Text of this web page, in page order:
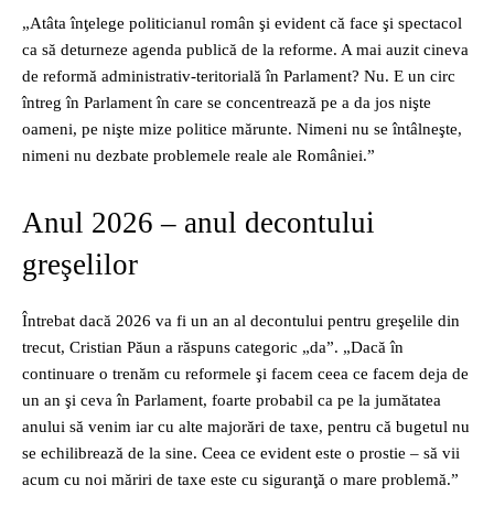
„Atâta înţelege politicianul român şi evident că face şi spectacol
ca să deturneze agenda publică de la reforme. A mai auzit cineva
de reformă administrativ‑teritorială în Parlament? Nu. E un circ
întreg în Parlament în care se concentrează pe a da jos nişte
oameni, pe nişte mize politice mărunte. Nimeni nu se întâlneşte,
nimeni nu dezbate problemele reale ale României.”
Anul 2026 – anul decontului
greşelilor
Întrebat dacă 2026 va fi un an al decontului pentru greşelile din
trecut, Cristian Păun a răspuns categoric „da”. „Dacă în
continuare o trenăm cu reformele şi facem ceea ce facem deja de
un an şi ceva în Parlament, foarte probabil ca pe la jumătatea
anului să venim iar cu alte majorări de taxe, pentru că bugetul nu
se echilibrează de la sine. Ceea ce evident este o prostie – să vii
acum cu noi măriri de taxe este cu siguranţă o mare problemă.”